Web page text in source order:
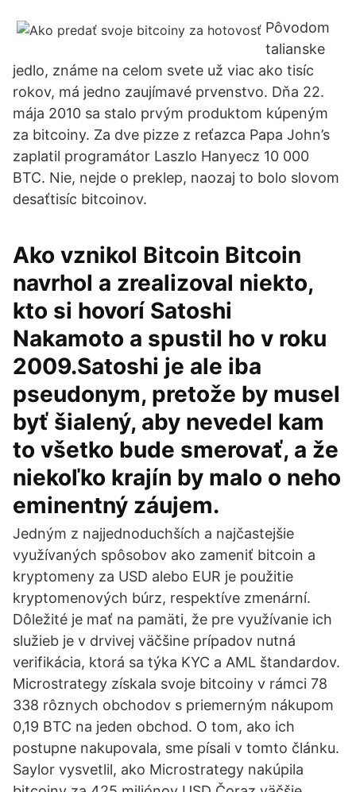
Pôvodom
talianske
jedlo, známe na celom svete už viac ako tisíc
rokov, má jedno zaujímavé prvenstvo. Dňa 22.
mája 2010 sa stalo prvým produktom kúpeným
za bitcoiny. Za dve pizze z reťazca Papa John’s
zaplatil programátor Laszlo Hanyecz 10 000
BTC. Nie, nejde o preklep, naozaj to bolo slovom
desaťtisíc bitcoinov.
Ako vznikol Bitcoin Bitcoin
navrhol a zrealizoval niekto,
kto si hovorí Satoshi
Nakamoto a spustil ho v roku
2009.Satoshi je ale iba
pseudonym, pretože by musel
byť šialený, aby nevedel kam
to všetko bude smerovať, a že
niekoľko krajín by malo o neho
eminentný záujem.
Jedným z najjednoduchších a najčastejšie
využívaných spôsobov ako zameniť bitcoin a
kryptomeny za USD alebo EUR je použitie
kryptomenových búrz, respektíve zmenární.
Dôležité je mať na pamäti, že pre využívanie ich
služieb je v drvivej väčšine prípadov nutná
verifikácia, ktorá sa týka KYC a AML štandardov.
Microstrategy získala svoje bitcoiny v rámci 78
338 rôznych obchodov s priemerným nákupom
0,19 BTC na jeden obchod. O tom, ako ich
postupne nakupovala, sme písali v tomto článku.
Saylor vysvetlil, ako Microstrategy nakúpila